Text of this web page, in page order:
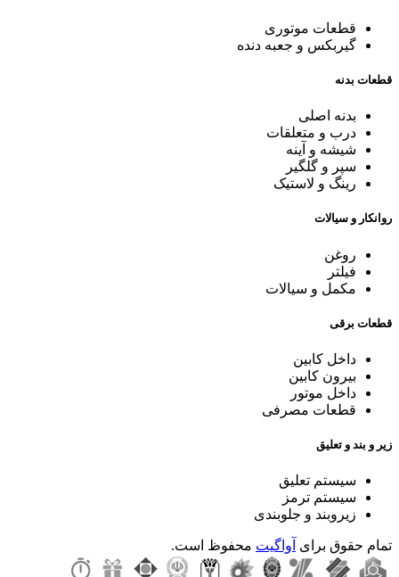
قطعات موتوری
گیربکس و جعبه دنده
قطعات بدنه
بدنه اصلی
درب و متعلقات
شیشه و آینه
سپر و گلگیر
رینگ و لاستیک
روانکار و سیالات
روغن
فیلتر
مکمل و سیالات
قطعات برقی
داخل کابین
بیرون کابین
داخل موتور
قطعات مصرفی
زیر و بند و تعلیق
سیستم تعلیق
سیستم ترمز
زیروبند و جلوبندی
تمام حقوق برای آواگیت محفوظ است.